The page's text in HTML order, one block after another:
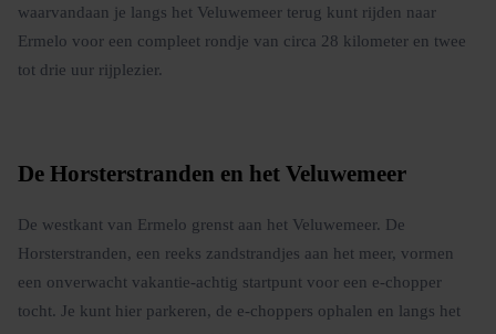
waarvandaan je langs het Veluwemeer terug kunt rijden naar
Ermelo voor een compleet rondje van circa 28 kilometer en twee
tot drie uur rijplezier.
De Horsterstranden en het Veluwemeer
De westkant van Ermelo grenst aan het Veluwemeer. De
Horsterstranden, een reeks zandstrandjes aan het meer, vormen
een onverwacht vakantie-achtig startpunt voor een e-chopper
tocht. Je kunt hier parkeren, de e-choppers ophalen en langs het